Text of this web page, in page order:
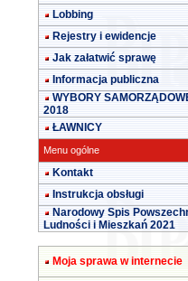
Lobbing
Rejestry i ewidencje
Jak załatwić sprawę
Informacja publiczna
WYBORY
2018
ŁAWNICY
Menu ogólne
Kontakt
Instrukcja obsługi
Narodowy Spis
Ludności i Mieszkań 2021
Moja sprawa w internecie